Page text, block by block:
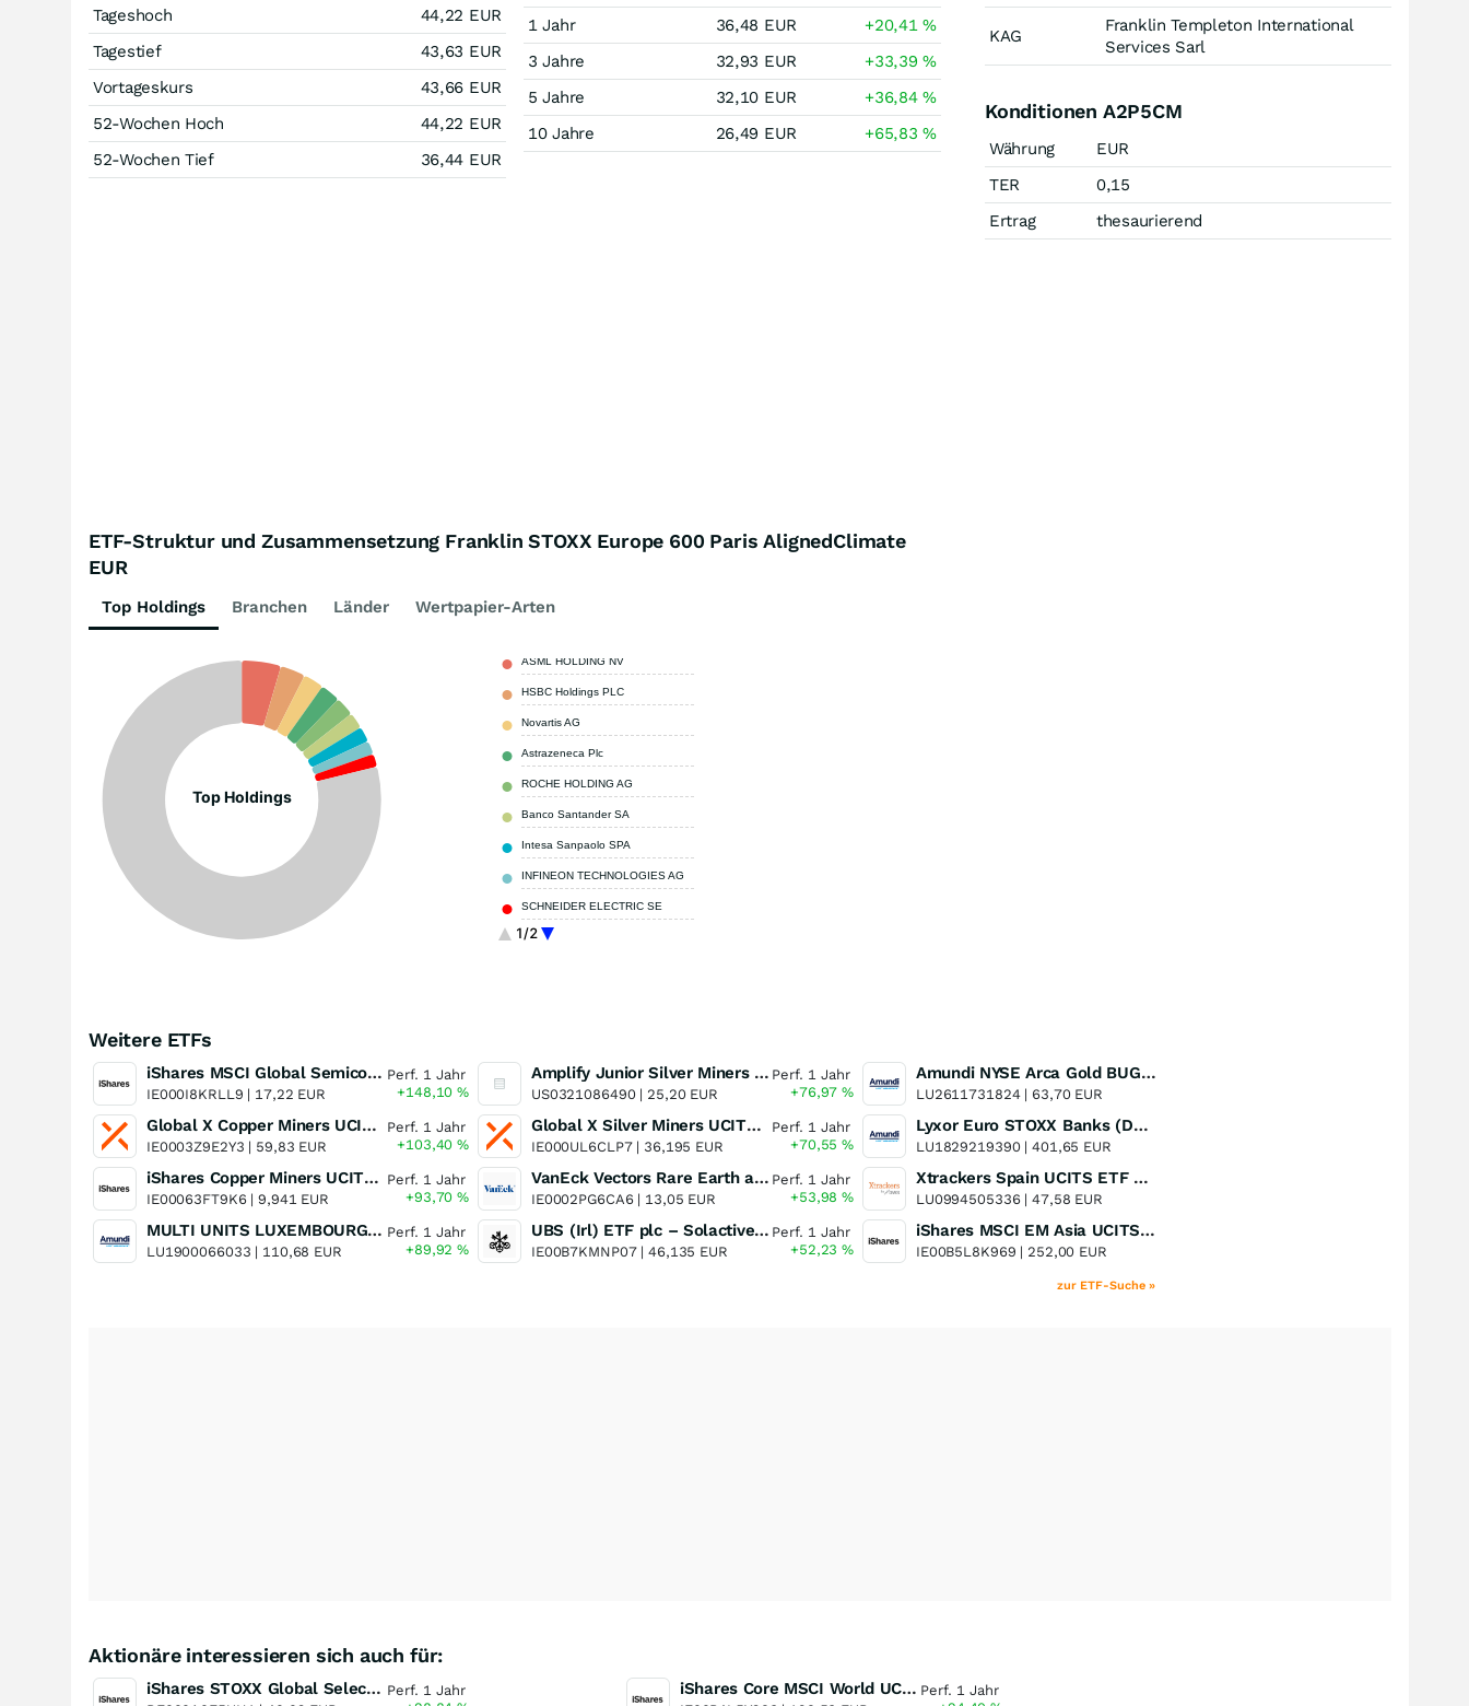
Tageshoch
44,22 EUR
Tagestief
43,63 EUR
Vortageskurs
43,66 EUR
52-Wochen Hoch
44,22 EUR
52-Wochen Tief
36,44 EUR
1 Jahr
36,48 EUR +20,41%
3 Jahre
32,93 EUR +33,39%
5 Jahre
32,10 EUR +36,84%
10 Jahre
26,49 EUR +65,83%
ETF-Struktur und Zusammensetzung Franklin STOXX Europe 600 Paris AlignedClimate
EUR
Top Holdings Branchen Länder Wertpapier-Arten
Top Holdings
1/2
ASML HOLDING NV
HSBC Holdings PLC
Novartis AG
Astrazeneca Plc
ROCHE HOLDING AG
Banco Santander SA
Intesa Sanpaolo SPA
INFINEON TECHNOLOGIES AG
SCHNEIDER ELECTRIC SE
Sonstige
KAG
Franklin Templeton International
Services Sarl
Konditionen A2P5CM
Währung
EUR
TER
0,15
Ertrag
thesaurierend
Weitere ETFs
iShares MSCI Global Semiconductors UCITS ETF USD (Acc)
IE000I8KRLL9 | 17,22 EUR
Perf. 1 Jahr
+148,10%
Global X Copper Miners UCITS ETF USD Acc
IE0003Z9E2Y3 | 59,83 EUR
Perf. 1 Jahr
+103,40%
iShares Copper Miners UCITS ETF
IE00063FT9K6 |9,941 EUR
Perf. 1 Jahr
+93,70%
MULTI UNITS LUXEMBOURG - Lyxor MSCI Semiconductors ESG Filtered
LU1900066033 | 110,68 EUR
Perf. 1 Jahr
+89,92%
Amplify Junior Silver Miners ETF Junior Silver Miners ETF
US0321086490 | 25,20 EUR
Perf. 1 Jahr
+76,97%
Global X Silver Miners UCITS ETF
IE000UL6CLP7 | 36,195 EUR
Perf. 1 Jahr
+70,55%
VanEck Vectors Rare Earth and Strategic Metals UCITS ETF
IE0002PG6CA6 | 13,05 EUR
Perf. 1 Jahr
+53,98%
UBS (Irl) ETF plc – Solactive Global Pure Gold Miners UCITS ETF - A Dis USD o.N.
IE00B7KMNP07 |46,135 EUR
Perf. 1 Jahr
+52,23%
Amundi NYSE Arca Gold BUGS UCITS ETF Dist
LU2611731824 | 63,70 EUR
Lyxor Euro STOXX Banks (DR) UCITS ETF- Acc
LU1829219390 |401,65 EUR
Xtrackers Spain UCITS ETF Distribution
LU0994505336 |47,58 EUR
iShares MSCI EM Asia UCITS ETF
IE00B5L8K969 | 252,00 EUR
zur ETF-Suche »
Aktionäre interessieren sich auch für:
iShares STOXX Global Select Dividend 100 UCITS ETF (DE) Perf. 1 Jahr
iShares Core MSCI World UCITS ETF Perf. 1 Jahr